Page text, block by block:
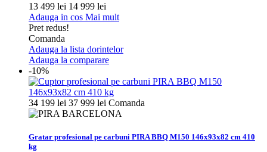
13 499 lei 14 999 lei
Adauga in cos Mai mult
Pret redus!
Comanda
Adauga la lista dorintelor
Adauga la comparare
-10%
34 199 lei 37 999 lei Comanda
Gratar profesional pe carbuni PIRA BBQ M150 146x93x82 cm 410
kg